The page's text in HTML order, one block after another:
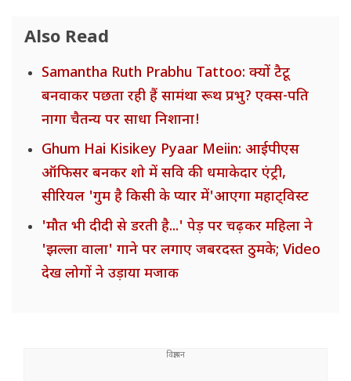
Also Read
Samantha Ruth Prabhu Tattoo: क्यों टैटू
बनवाकर पछता रही हैं सामंथा रूथ प्रभु? एक्स-पति
नागा चैतन्य पर साधा निशाना!
Ghum Hai Kisikey Pyaar Meiin: आईपीएस
ऑफिसर बनकर शो में सवि की धमाकेदार एंट्री,
सीरियल 'गुम है किसी के प्यार में'आएगा महाट्विस्ट
'मौत भी दीदी से डरती है...' पेड़ पर चढ़कर महिला ने
'झल्ला वाला' गाने पर लगाए जबरदस्त ठुमके; Video
देख लोगों ने उड़ाया मजाक